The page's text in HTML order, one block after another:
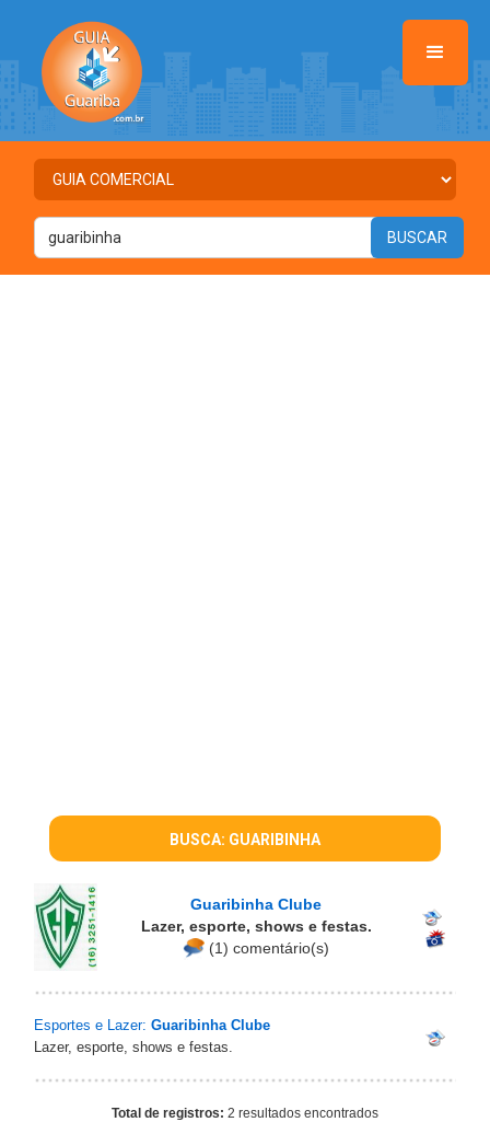
BUSCA: GUARIBINHA
Guaribinha Clube
Lazer, esporte, shows e festas.
(1) comentário(s)
Esportes e Lazer: Guaribinha Clube
Lazer, esporte, shows e festas.
Total de registros: 2 resultados encontrados